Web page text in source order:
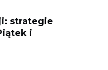
strategie
i